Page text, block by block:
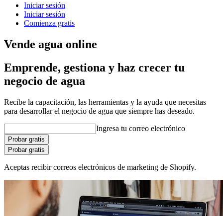
Iniciar sesión
Iniciar sesión
Comienza gratis
Vende agua online
Emprende, gestiona y haz crecer tu
negocio de agua
Recibe la capacitación, las herramientas y la ayuda que necesitas
para desarrollar el negocio de agua que siempre has deseado.
Ingresa tu correo electrónico
Probar gratis
Probar gratis
Aceptas recibir correos electrónicos de marketing de Shopify.